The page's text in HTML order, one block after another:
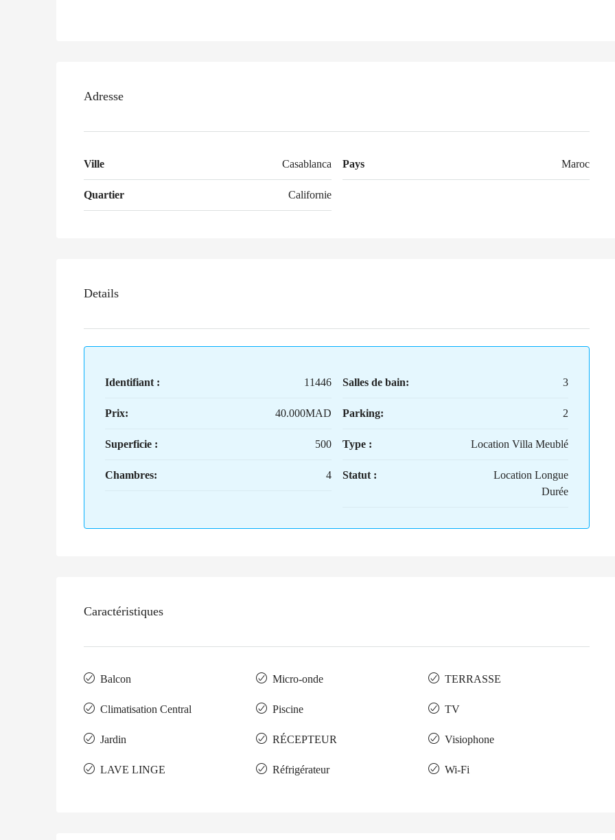
Adresse
Ville Casablanca
Quartier Californie
Pays Maroc
Details
Identifiant : 11446
Prix: 40.000MAD
Superficie : 500
Chambres: 4
Salles de bain: 3
Parking: 2
Type : Location Villa Meublé
Statut :
Location Longue
Durée
Caractéristiques
Balcon
Climatisation Central
Jardin
LAVE LINGE
Micro-onde
Piscine
RÉCEPTEUR
Réfrigérateur
TERRASSE
TV
Visiophone
Wi-Fi